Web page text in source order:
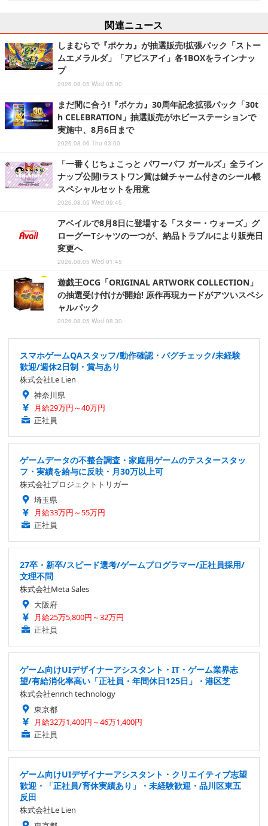
関連ニュース
しまむらで『ポケカ』が抽選販売!拡張パック「ストー
ムエメラルダ」「アビスアイ」各1BOXをラインナッ
プ
2026.08.05 Wed 05:00
まだ間に合う!『ポケカ』30周年記念拡張パック「30t
h CELEBRATION」抽選販売がホビーステーションで
実施中、8月6日まで
2026.08.06 Thu 03:00
「一番くじちょこっと パワーパフ ガールズ」全ライン
ナップ公開!ラストワン賞は鍵チャーム付きのシール帳
スペシャルセットを用意
2026.08.05 Wed 09:45
アベイルで8月8日に登場する「スター・ウォーズ」グ
ローグーTシャツの一つが、納品トラブルにより販売日
変更へ
2026.08.05 Wed 01:45
遊戯王OCG「ORIGINAL ARTWORK COLLECTION」
の抽選受け付けが開始! 原作再現カードがアツいスペシ
ャルパック
2026.08.05 Wed 08:30
スマホゲームQAスタッフ/動作確認・バグチェック/未経験
歓迎/週休2日制・賞与あり
株式会社Le Lien
神奈川県
月給29万円～40万円
正社員
ゲームデータの不整合調査・家庭用ゲームのテスタースタッ
フ・実績を給与に反映・月30万以上可
株式会社プロジェクトトリガー
埼玉県
月給33万円～55万円
正社員
27卒・新卒/スピード選考/ゲームプログラマー/正社員採用/
文理不問
株式会社Meta Sales
大阪府
月給25万5,800円～32万円
正社員
ゲーム向けUIデザイナーアシスタント・IT・ゲーム業界志
望/有給消化率高い「正社員・年間休日125日」・港区芝
株式会社enrich technology
東京都
月給32万1,400円～46万1,400円
正社員
ゲーム向けUIデザイナーアシスタント・クリエイティブ志望
歓迎・「正社員/育休実績あり」・未経験歓迎・品川区東五
反田
株式会社Le Lien